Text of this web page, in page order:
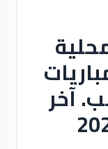
آخر